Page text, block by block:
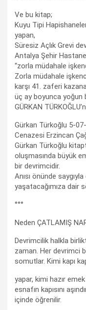
Ve bu kitap;
Kuyu Tipi
yapan,
Süresiz Açlık Grevi
Antalya Şehir
“zorla müdahale
Zorla müdahale
karşı 41. zaferi
üç ay boyunca yoğun
GÜRKAN
Gürkan Türkoğlu 5-
Cenazesi Erzincan
Gürkan Türkoğlu
oluşmasında büyük
bir devrimcidir.
Anısı önünde
yaşatacağımıza dair
°°°
Neden ÇATLAMIŞ
Devrimcilik halkla
zaman. Her devrimci
somutlar. Kimi kapı
yapar, kimi hazır
esnafın kapısını
içinde öğrenilir.